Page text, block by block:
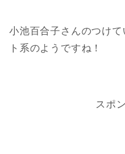
小池百合子さんのつけ
ト系のようですね！
スポ